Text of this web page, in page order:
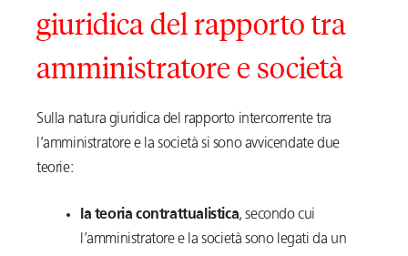
giuridica del rapporto tra
amministratore e società
Sulla natura giuridica del rapporto intercorrente tra
l’amministratore e la società si sono avvicendate due
teorie:
la teoria contrattualistica, secondo cui
l’amministratore e la società sono legati da un